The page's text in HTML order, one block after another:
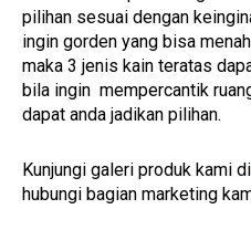
pilihan sesuai dengan
ingin gorden yang bisa
maka 3 jenis kain teratas
bila ingin mempercantik
dapat anda jadikan pilihan.
Kunjungi galeri produk kami di
hubungi bagian marketing